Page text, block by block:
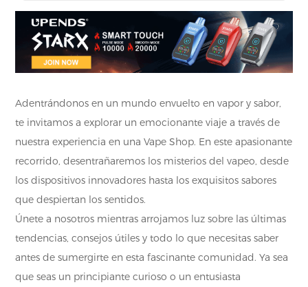
Adentrándonos en un mundo envuelto en vapor y sabor,
te invitamos a explorar un emocionante viaje a través de
nuestra experiencia en una Vape Shop. En este apasionante
recorrido, desentrañaremos los misterios del vapeo, desde
los dispositivos innovadores hasta los exquisitos sabores
que despiertan los sentidos.
Únete a nosotros mientras arrojamos luz sobre las últimas
tendencias, consejos útiles y todo lo que necesitas saber
antes de sumergirte en esta fascinante comunidad. Ya sea
que seas un principiante curioso o un entusiasta